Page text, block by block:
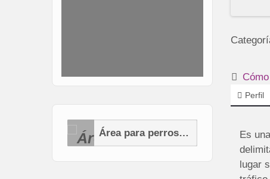
Área para perros (AP)
Perfil
Es
lugar